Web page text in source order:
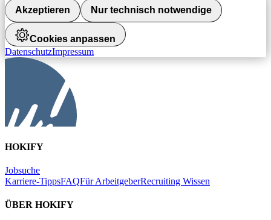
Akzeptieren Nur technisch notwendige
Cookies anpassen
DatenschutzImpressum
HOKIFY
Jobsuche
Karriere-TippsFAQFür ArbeitgeberRecruiting Wissen
ÜBER HOKIFY